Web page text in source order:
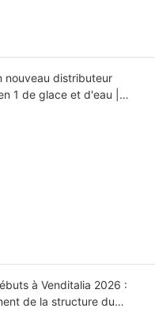
nouveau distributeur
1 de glace et d'eau |
à Venditalia 2026 :
de la structure du